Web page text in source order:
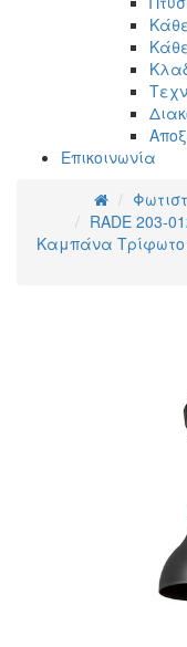
Επικοινωνία
RADE 203-
Καμπάνα Τρίφωτο